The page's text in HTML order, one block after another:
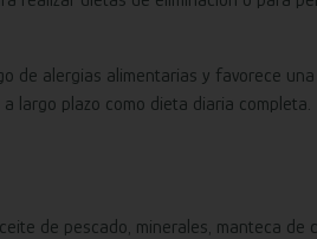
de alergias alimentarias y favorece
largo plazo como dieta diaria completa.
de pescado, minerales, manteca de